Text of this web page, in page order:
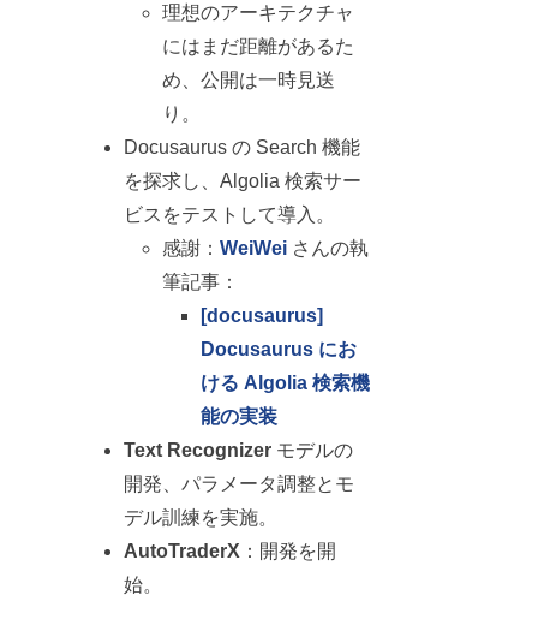
理想のアーキテクチャ
にはまだ距離があるた
め、公開は一時見送
り。
Docusaurus の Search 機能
を探求し、Algolia 検索サー
ビスをテストして導入。
感謝：WeiWei さんの執
筆記事：
[docusaurus]
Docusaurus にお
ける Algolia 検索機
能の実装
Text Recognizer モデルの
開発、パラメータ調整とモ
デル訓練を実施。
AutoTraderX ：開発を開
始。